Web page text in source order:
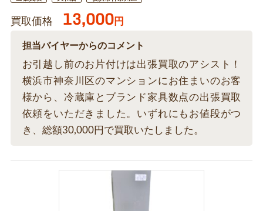
買取価格 13,000円
担当バイヤーからのコメント
お引越し前のお片付けは出張買取のアシスト！
横浜市神奈川区のマンションにお住まいのお客
様から、冷蔵庫とブランド家具数点の出張買取
依頼をいただきました。いずれにもお値段がつ
き、総額30,000円で買取いたしました。